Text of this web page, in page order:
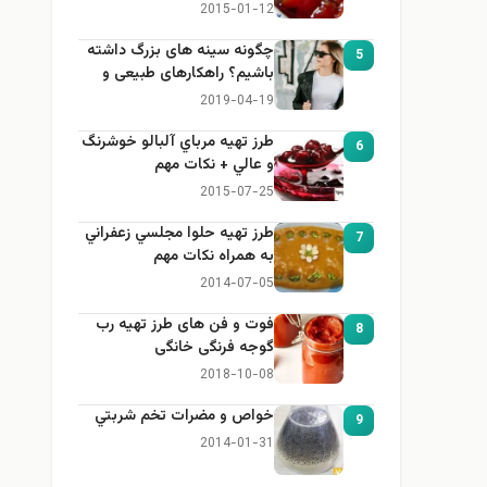
2015-01-12
5
چگونه سینه های بزرگ داشته
باشیم؟ راهکارهای طبیعی و
خانگی برای بزرگ کردن سینه
2019-04-19
6
طرز تهيه مرباي آلبالو خوشرنگ
و عالي + نكات مهم
2015-07-25
7
طرز تهيه حلوا مجلسي زعفراني
به همراه نكات مهم
2014-07-05
8
فوت و فن های طرز تهیه رب
گوجه فرنگی خانگی
2018-10-08
9 خواص و مضرات تخم شربتي
2014-01-31